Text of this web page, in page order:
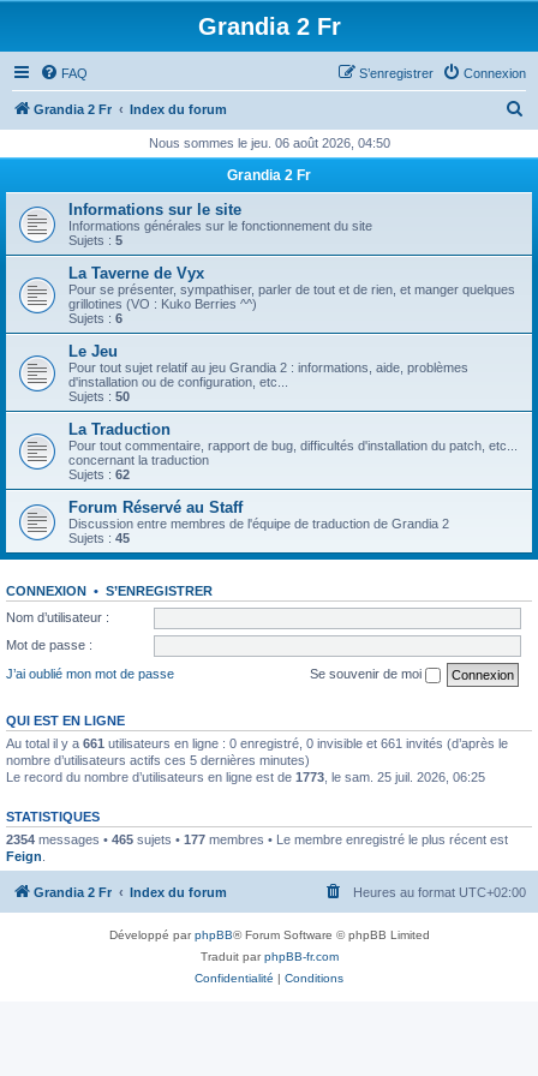
Grandia 2 Fr
FAQ Connexion
S’enregistrer
Grandia 2 Fr Index du forum
h
r
e
Nous sommes le jeu. 06 août 2026, 04:50
Grandia 2 Fr
Informations sur le site
Informations générales sur le fonctionnement du site
Sujets : 5
La Taverne de Vyx
Pour se présenter, sympathiser, parler de tout et de rien, et manger quelques
grillotines (VO : Kuko Berries ^^)
Sujets : 6
Le Jeu
Pour tout sujet relatif au jeu Grandia 2 : informations, aide, problèmes
d'installation ou de configuration, etc...
Sujets : 50
La Traduction
Pour tout commentaire, rapport de bug, difficultés d'installation du patch, etc...
concernant la traduction
Sujets : 62
Forum Réservé au Staff
Discussion entre membres de l'équipe de traduction de Grandia 2
Sujets : 45
CONNEXION • S’ENREGISTRER
Nom d’utilisateur :
Mot de passe :
J’ai oublié mon mot de passe
Se souvenir de moi
QUI EST EN LIGNE
Au total il y a 661 utilisateurs en ligne : 0 enregistré, 0 invisible et 661 invités (d’après le
nombre d’utilisateurs actifs ces 5 dernières minutes)
Le record du nombre d’utilisateurs en ligne est de 1773 , le sam. 25 juil. 2026, 06:25
STATISTIQUES
2354 messages • 465 sujets • 177 membres • Le membre enregistré le plus récent est
Feign
Grandia 2 Fr Index du forum Heures au format UTC+02:00
Développé parphpBB® Forum Software © phpBB Limited
Traduit parphpBB-fr.com
Confidentialité | Conditions